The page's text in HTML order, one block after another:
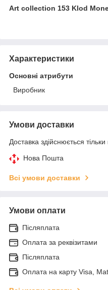
Art collection 153 Klod
Характеристики
Основні атрибути
Виробник
Умови доставки
Доставка здійснюється
Нова Пошта
Всі умови доставки
Умови оплати
Післяплата
Оплата за реквізитами
Післяплата
Оплата на карту Visa,